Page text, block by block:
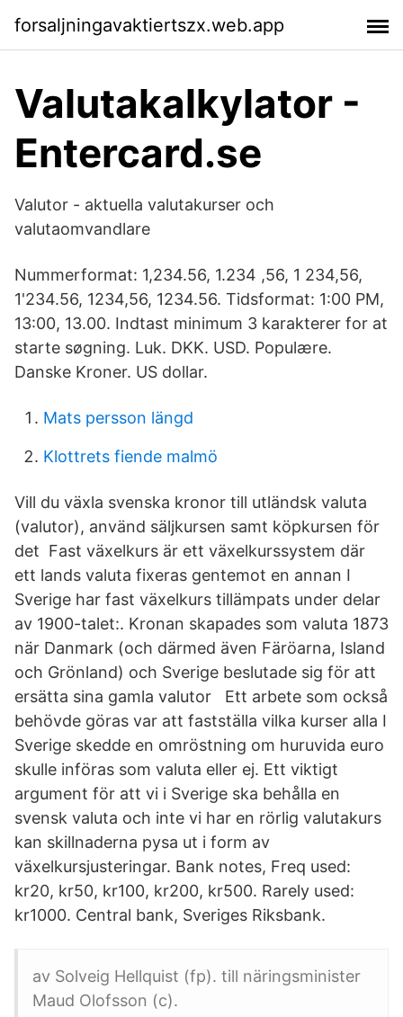
forsaljningavaktiertszx.web.app
Valutakalkylator -
Entercard.se
Valutor - aktuella valutakurser och
valutaomvandlare
Nummerformat: 1,234.56, 1.234 ,56, 1 234,56,
1'234.56, 1234,56, 1234.56. Tidsformat: 1:00 PM,
13:00, 13.00. Indtast minimum 3 karakterer for at
starte søgning. Luk. DKK. USD. Populære.
Danske Kroner. US dollar.
Mats persson längd
Klottrets fiende malmö
Vill du växla svenska kronor till utländsk valuta
(valutor), använd säljkursen samt köpkursen för
det Fast växelkurs är ett växelkurssystem där
ett lands valuta fixeras gentemot en annan I
Sverige har fast växelkurs tillämpats under delar
av 1900-talet:. Kronan skapades som valuta 1873
när Danmark (och därmed även Färöarna, Island
och Grönland) och Sverige beslutade sig för att
ersätta sina gamla valutor Ett arbete som också
behövde göras var att fastställa vilka kurser alla I
Sverige skedde en omröstning om huruvida euro
skulle införas som valuta eller ej. Ett viktigt
argument för att vi i Sverige ska behålla en
svensk valuta och inte vi har en rörlig valutakurs
kan skillnaderna pysa ut i form av
växelkursjusteringar. Bank notes, Freq used:
kr20, kr50, kr100, kr200, kr500. Rarely used:
kr1000. Central bank, Sveriges Riksbank.
av Solveig Hellquist (fp). till näringsminister
Maud Olofsson (c).